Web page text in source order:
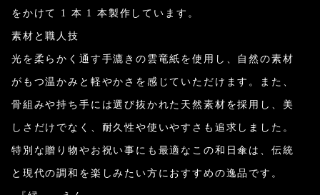
をかけて 1 本 1 本製作しています。
素材と職人技
光を柔らかく通す手漉きの雲竜紙を使用し、自然の素材
がもつ温かみと軽やかさを感じていただけます。また、
骨組みや持ち手には選び抜かれた天然素材を採用し、美
しさだけでなく、耐久性や使いやすさも追求しました。
特別な贈り物やお祝い事にも最適なこの和日傘は、伝統
と現代の調和を楽しみたい方におすすめの逸品です。